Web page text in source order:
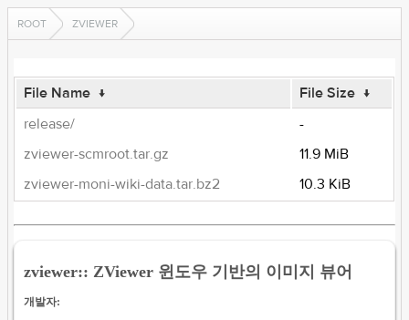
ROOT ZVIEWER
File Name ↓ File Size ↓
release/
-
zviewer-scmroot.tar.gz
11.9 MiB
zviewer-moni-wiki-data.tar.bz2
10.3 KiB
zviewer:: ZViewer 윈도우 기반의 이미지 뷰어
개발자: